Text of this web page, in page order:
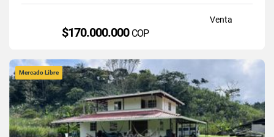
Venta
$170.000.000 COP
Mercado Libre